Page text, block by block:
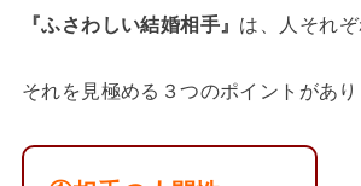
『ふさわしい結婚相手』 は、人それぞ
それを見極める３つのポイントがあり